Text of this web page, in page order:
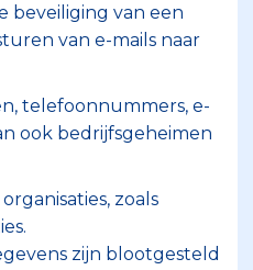
beveiliging van een
van e-mails naar
telefoonnummers, e-
ook bedrijfsgeheimen
zoals
zijn blootgesteld